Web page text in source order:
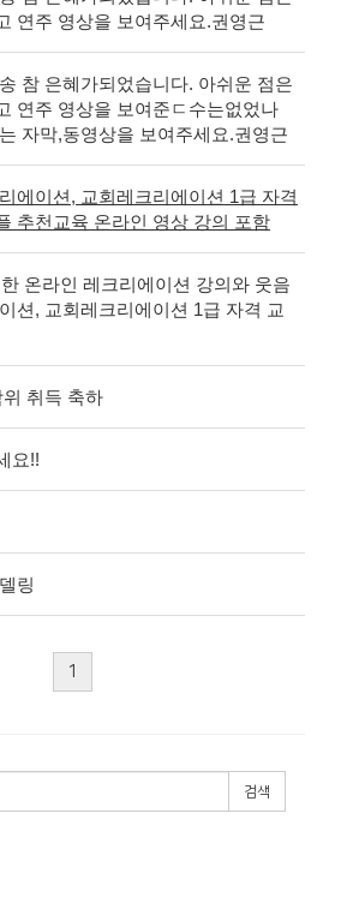
연주 영상을 보여주세요.권영근
참 은혜가되었습니다. 아쉬운 점은
연주 영상을 보여준ㄷ수는없었나
자막,동영상을 보여주세요.권영근
에이션, 교회레크리에이션 1급 자격
추천교육 온라인 영상 강의 포함
온라인 레크리에이션 강의와 웃음
션, 교회레크리에이션 1급 자격 교
취득 축하
요!!
링
1
검색